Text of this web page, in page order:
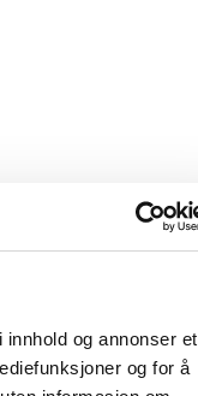
og annonser et
og for å